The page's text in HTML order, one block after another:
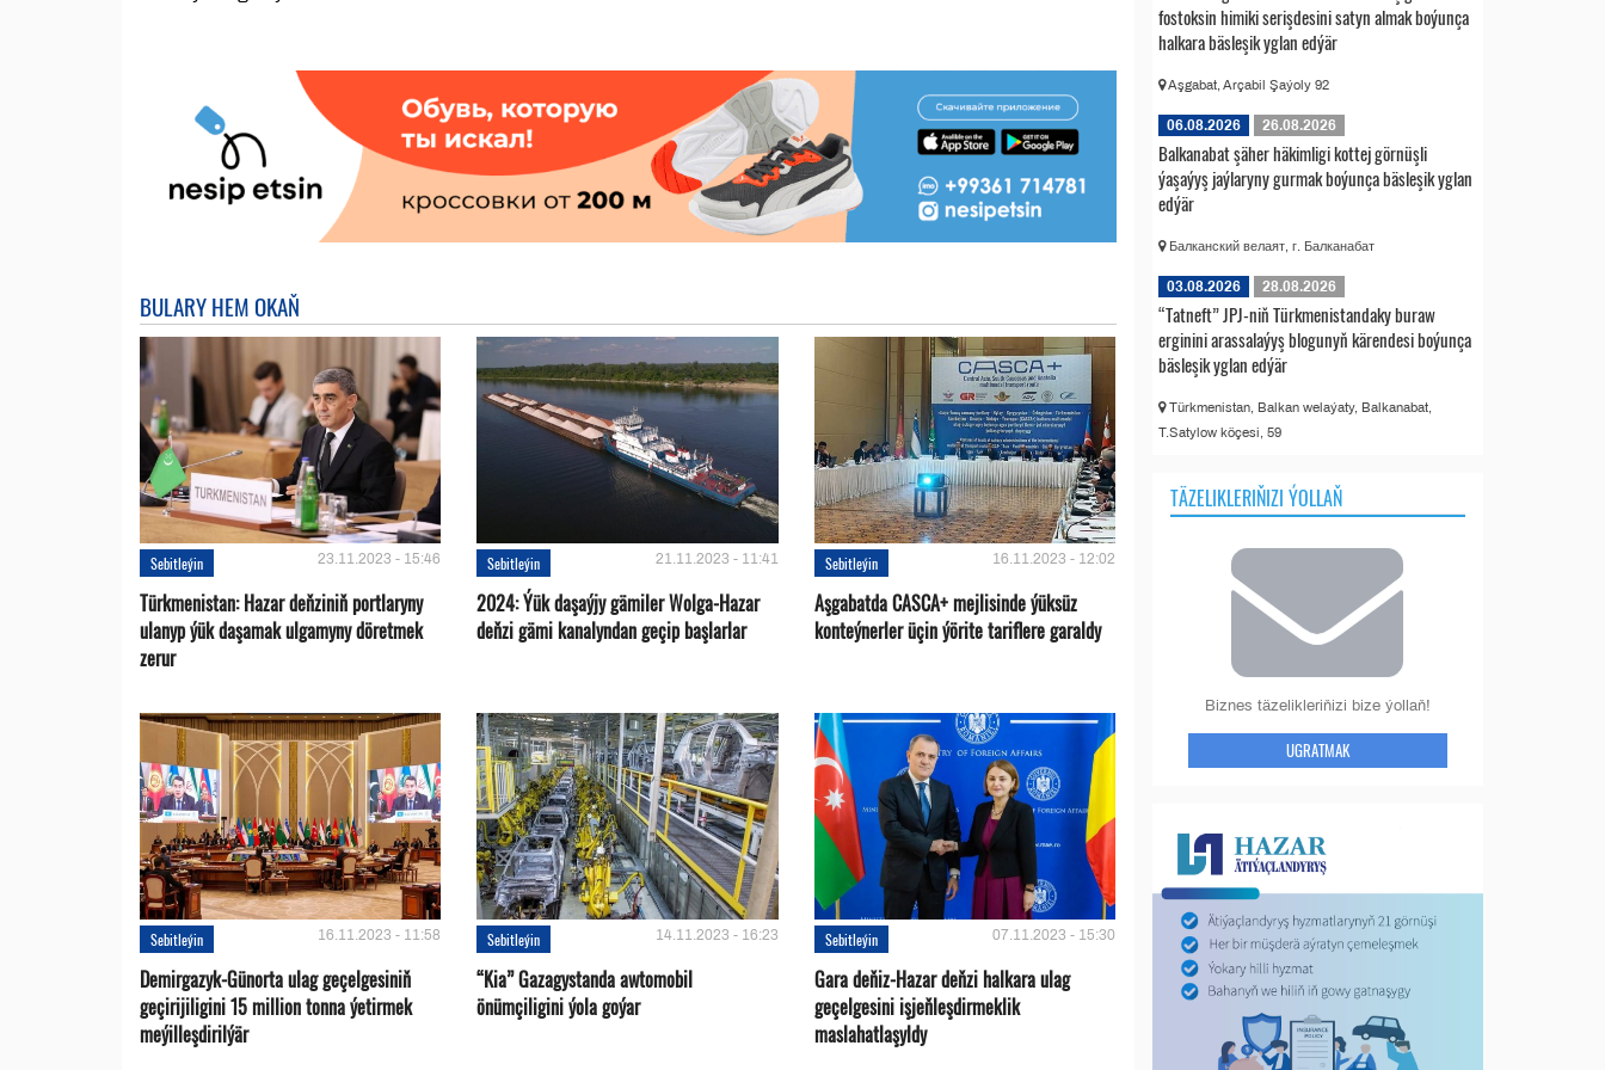
BULARY HEM OKAŇ
Sebitleýin 23.11.2023 - 15:46
Türkmenistan: Hazar deňziniň portlaryny
ulanyp ýük daşamak ulgamyny döretmek
zerur
Sebitleýin 21.11.2023 - 11:41
2024: Ýük daşaýjy gämiler Wolga-Hazar
deňzi gämi kanalyndan geçip başlarlar
Sebitleýin 16.11.2023 - 12:02
Aşgabatda CASCA+ mejlisinde ýüksüz
konteýnerler üçin ýörite tariflere garaldy
Sebitleýin 16.11.2023 - 11:58
Demirgazyk-Günorta ulag geçelgesiniň
geçirijiligini 15 million tonna ýetirmek
meýilleşdirilýär
Sebitleýin 14.11.2023 - 16:23
“Kia” Gazagystanda awtomobil
önümçiligini ýola goýar
Sebitleýin 07.11.2023 - 15:30
Gara deňiz-Hazar deňzi halkara ulag
geçelgesini işjeňleşdirmeklik
maslahatlaşyldy
fostoksin himiki serişdesini satyn almak boýunça
halkara bäsleşik yglan edýär
Aşgabat, Arçabil Şaýoly 92
06.08.2026 26.08.2026
Balkanabat şäher häkimligi kottej görnüşli
ýaşaýyş jaýlaryny gurmak boýunça bäsleşik yglan
edýär
Балканский велаят, г. Балканабат
03.08.2026 28.08.2026
“Tatneft” JPJ-niň Türkmenistandaky buraw
erginini arassalaýyş blogunyň kärendesi boýunça
bäsleşik yglan edýär
Türkmenistan, Balkan welaýaty, Balkanabat,
T.Satylow köçesi, 59
TÄZELIKLERIŇIZI ÝOLLAŇ
Biznes täzelikleriňizi bize ýollaň!
UGRATMAK